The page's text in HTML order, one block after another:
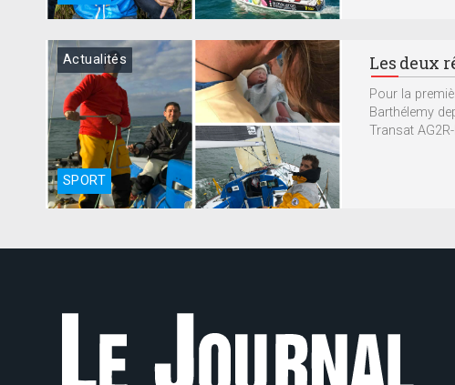
SPORT
Actualités Les deux
Pour la
Barthélemy
Transat